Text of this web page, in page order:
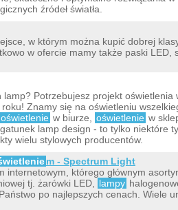
źródeł światła.
w którym można kupić dobrej
w ofercie mamy także paski LED,
lamp? Potrzebujesz projekt
Znamy się na oświetleniu
oświetlenie w biurze, oświetlenie w
gatunek lamp design - to tylko niektóre
wielu stylowych producentów.
m - Spectrum Light
internetowym, którego głównym
tj. żarówki LED,
lampy
po najlepszych cenach. Wiele